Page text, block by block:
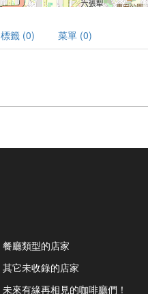
標籤 (0) 菜單 (0)
餐廳類型的店家
其它未收錄的店家
未來有緣再相見的咖啡廳們！